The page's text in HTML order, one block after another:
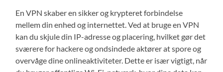
En VPN skaber en sikker og krypteret forbindelse
mellem din enhed og internettet. Ved at bruge en VPN
kan du skjule din IP-adresse og placering, hvilket gør det
sværere for hackere og ondsindede aktører at spore og
overvåge dine onlineaktiviteter. Dette er især vigtigt, når